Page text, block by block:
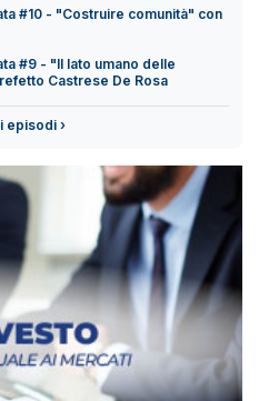
#10 - "Costruire comunità" con
#9 - "Il lato umano delle
Castrese De Rosa
episodi ›